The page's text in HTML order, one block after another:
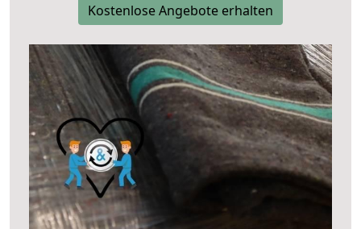
Kostenlose Angebote erhalten